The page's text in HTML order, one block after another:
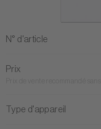
N° d'article
Prix
Type d'appareil